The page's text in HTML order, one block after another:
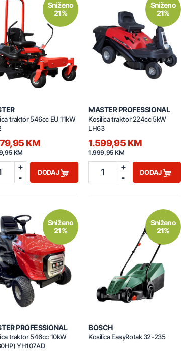
Sniženo
21%
traktor 546cc EU 11kW
KM
KM
+
-
DODAJ
Sniženo
21%
MASTER PROFESSIONAL
Kosilica traktor 224cc 5kW
LH63
1.599,95 KM
1.999,95 KM
1
+
-
DODAJ
Sniženo
21%
PROFESSIONAL
traktor 546cc 10kW
YH107AD
Sniženo
21%
BOSCH
Kosilica EasyRotak 32-235